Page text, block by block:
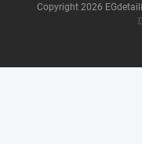
Copyright 2026